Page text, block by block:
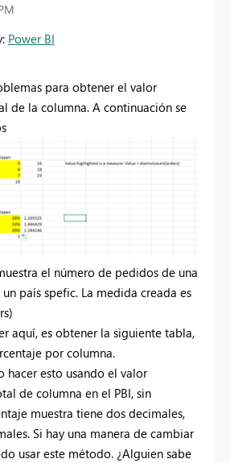
Power BI
para obtener el valor
de la columna. A continuación se
el número de pedidos de una
país spefic. La medida creada es
aquí, es obtener la siguiente tabla,
por columna.
hacer esto usando el valor
de columna en el PBI, sin
muestra tiene dos decimales,
Si hay una manera de cambiar
usar este método. ¿Alguien sabe